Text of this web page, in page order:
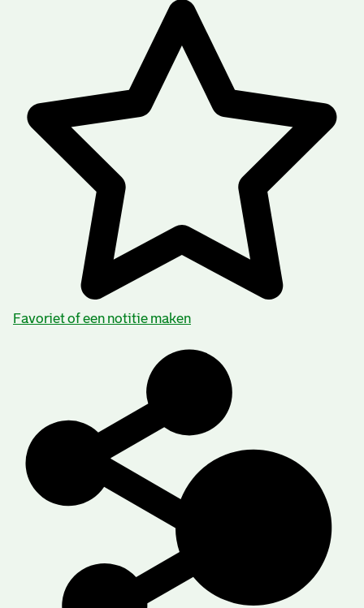
Favoriet of een notitie maken